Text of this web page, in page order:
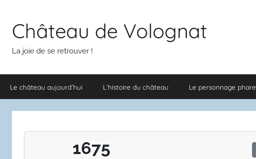
contenuChâteau de Volognat
La joie de se retrouver !
Le château aujourd’hui L’histoire du château Le personnage phare
1675